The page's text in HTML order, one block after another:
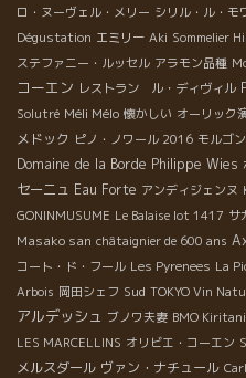
ロ・ヌーヴェル・メリー シリル・ル・モ
Dégustation エミリー Aki Sommelier
ステファニー・ルッセル アラモン品種
コーエン レストラン ル・ディヴィル
Solutré Méli Mélo 懐かしい オーリック
メドック ピノ・ノワール 2016 モルゴ
Domaine de la Borde Philippe Wies
セーニュ Eau Forte アンディジェンヌ
GONINMUSUME Le Balaise lot 1417 サ
Masako san châtaignier de 600 ans
コート・ド・フール Les Pyrenees La
Arbois 岡田シェフ Sud TOKYO Vin
アルデッシュ ブノワ夫妻 BMO
LES MARCELLINS オリビエ・コーエン
メルスダール ヴァン・ナチュール